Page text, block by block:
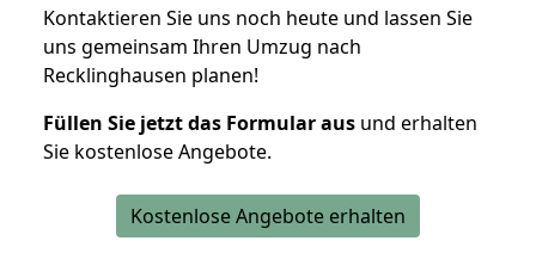
Kontaktieren Sie uns noch heute und lassen Sie
uns gemeinsam Ihren Umzug nach
Recklinghausen planen!
Füllen Sie jetzt das Formular aus und erhalten
Sie kostenlose Angebote.
Kostenlose Angebote erhalten